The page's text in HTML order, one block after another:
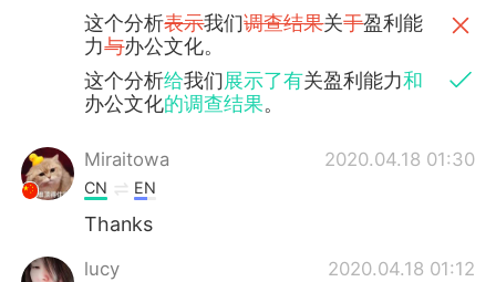
这个分析表示我们调查结果关于盈利能
力与办公文化。
这个分析给我们展示了有关盈利能力和
办公文化的调查结果。
Miraitowa 2020.04.18 01:30
CN EN
Thanks
lucy 2020.04.18 01:12